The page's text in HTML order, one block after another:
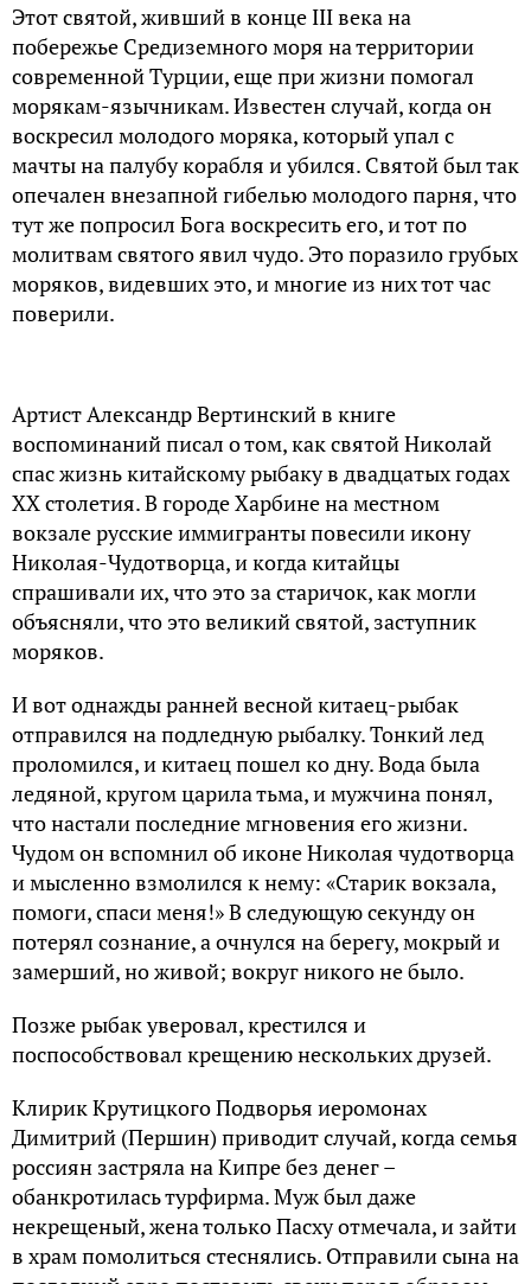
Этот святой, живший в конце III века на
побережье Средиземного моря на территории
современной Турции, еще при жизни помогал
морякам-язычникам. Известен случай, когда он
воскресил молодого моряка, который упал с
мачты на палубу корабля и убился. Святой был так
опечален внезапной гибелью молодого парня, что
тут же попросил Бога воскресить его, и тот по
молитвам святого явил чудо. Это поразило грубых
моряков, видевших это, и многие из них тот час
поверили.
Артист Александр Вертинский в книге
воспоминаний писал о том, как святой Николай
спас жизнь китайскому рыбаку в двадцатых годах
XX столетия. В городе Харбине на местном
вокзале русские иммигранты повесили икону
Николая-Чудотворца, и когда китайцы
спрашивали их, что это за старичок, как могли
объясняли, что это великий святой, заступник
моряков.
И вот однажды ранней весной китаец-рыбак
отправился на подледную рыбалку. Тонкий лед
проломился, и китаец пошел ко дну. Вода была
ледяной, кругом царила тьма, и мужчина понял,
что настали последние мгновения его жизни.
Чудом он вспомнил об иконе Николая чудотворца
и мысленно взмолился к нему: «Старик вокзала,
помоги, спаси меня!» В следующую секунду он
потерял сознание, а очнулся на берегу, мокрый и
замерший, но живой; вокруг никого не было.
Позже рыбак уверовал, крестился и
поспособствовал крещению нескольких друзей.
Клирик Крутицкого Подворья иеромонах
Димитрий (Першин) приводит случай, когда семья
россиян застряла на Кипре без денег –
обанкротилась турфирма. Муж был даже
некрещеный, жена только Пасху отмечала, и зайти
в храм помолиться стеснялись. Отправили сына на